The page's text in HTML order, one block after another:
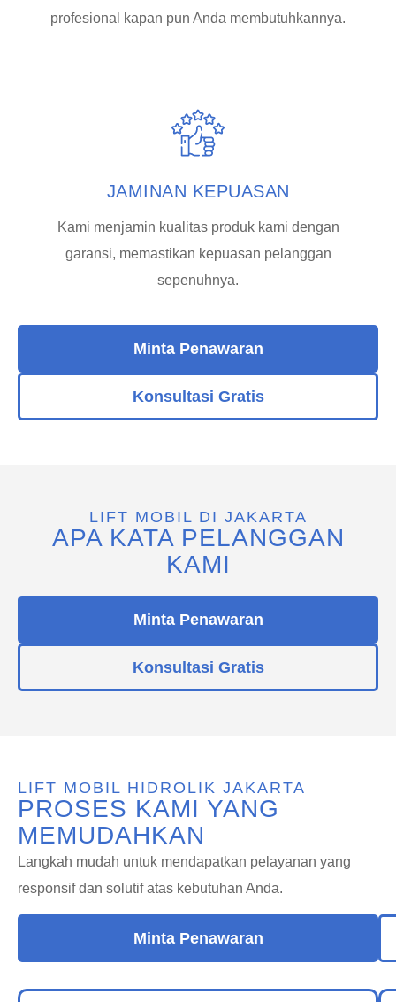
profesional kapan pun Anda membutuhkannya.
JAMINAN KEPUASAN
Kami menjamin kualitas produk kami dengan
garansi, memastikan kepuasan pelanggan
sepenuhnya.
Minta Penawaran
Konsultasi Gratis
LIFT MOBIL DI JAKARTA
APA KATA PELANGGAN
KAMI
Minta Penawaran
Konsultasi Gratis
LIFT MOBIL HIDROLIK JAKARTA
PROSES KAMI YANG
MEMUDAHKAN
Langkah mudah untuk mendapatkan pelayanan yang
responsif dan solutif atas kebutuhan Anda.
Minta Penawaran